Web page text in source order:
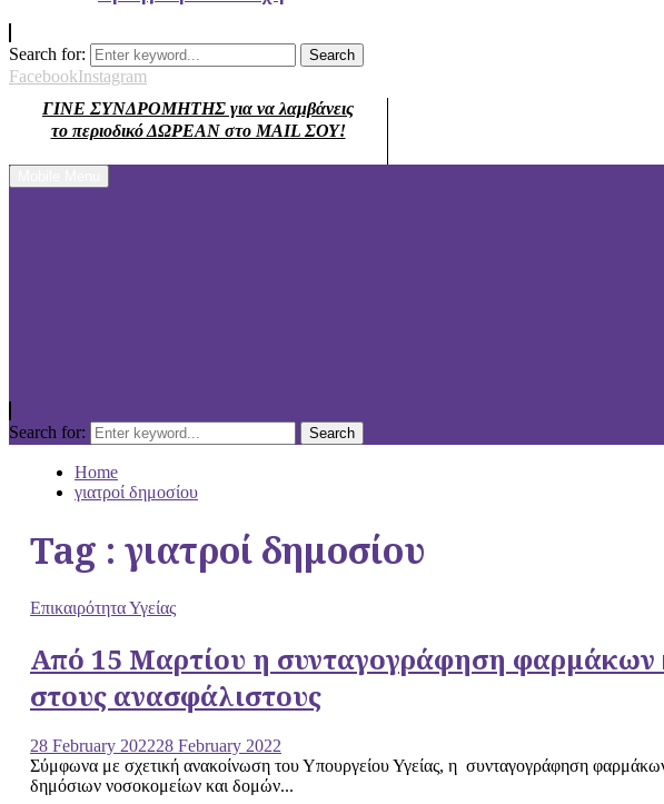
Search for: Search
FacebookInstagram
ΓΙΝΕ ΣΥΝΔΡΟΜΗΤΗΣ για να λαμβάνεις
το περιοδικό ΔΩΡΕΑΝ στο MAIL ΣΟΥ!
Search for: Search
Home
γιατροί δημοσίου
Tag : γιατροί δημοσίου
Επικαιρότητα Υγείας
Από 15 Μαρτίου η συνταγογράφηση φαρμάκων
στους ανασφάλιστους
28 February 202228 February 2022
Σύμφωνα με σχετική ανακοίνωση του Υπουργείου Υγείας, η συνταγογράφηση
δημόσιων νοσοκομείων και δομών...